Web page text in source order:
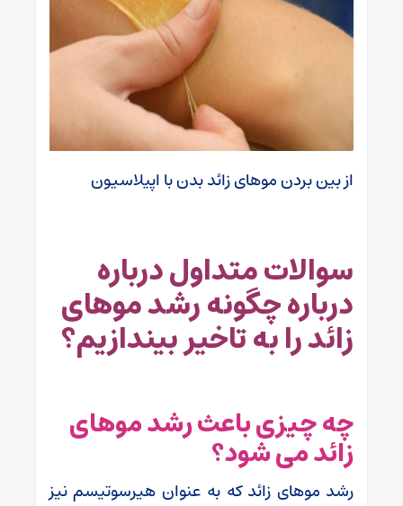
از بین بردن موهای زائد بدن با اپیلاسیون
سوالات متداول درباره
درباره چگونه رشد موهای
زائد را به تاخیر بیندازیم؟
چه چیزی باعث رشد موهای
زائد می شود؟
رشد موهای زائد که به عنوان هیرسوتیسم نیز